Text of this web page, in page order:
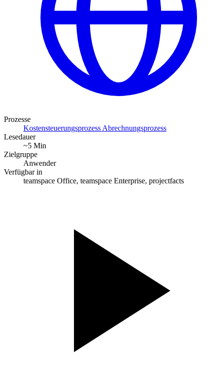
Prozesse
Kostensteuerungsprozess Abrechnungsprozess
Lesedauer
~5 Min
Zielgruppe
Anwender
Verfügbar in
teamspace Office, teamspace Enterprise, projectfacts